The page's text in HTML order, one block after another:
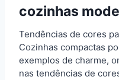
cozinhas
Tendências de cores
Cozinhas compactas
exemplos de charme,
nas tendências de